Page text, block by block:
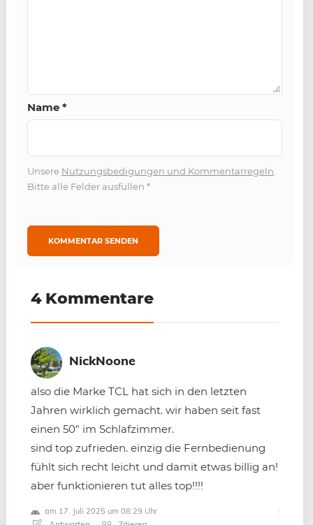
Name *
Unsere Nutzungsbedigungen und Kommentarregeln
Bitte alle Felder ausfüllen *
4 Kommentare
NickNoone
also die Marke TCL hat sich in den letzten
Jahren wirklich gemacht. wir haben seit fast
einen 50″ im Schlafzimmer.
sind top zufrieden. einzig die Fernbedienung
fühlt sich recht leicht und damit etwas billig an!
aber funktionieren tut alles top!!!!
am 17. Juli 2025 um 08:29 Uhr